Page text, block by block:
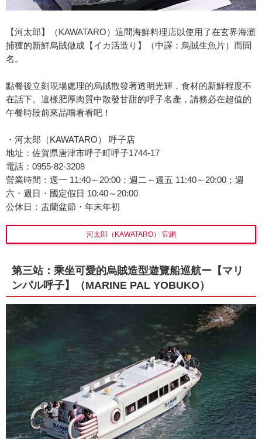
【河太郎】（KAWATARO）這間海鮮料理店以使用了在玄界海灘
捕獲的新鮮烏賊做成【イカ活造り】（中譯：烏賊生魚片）而聞
名。
點餐後立刻現場處理的烏賊散發著透明光輝，食材的新鮮程度不
在話下。這樣肥厚肉質中散發甘甜的呼子名產，請務必在超值的
午餐時段前來品嚐看看吧！
・河太郎（KAWATARO） 呼子店
地址：佐賀県唐津市呼子町呼子1744-17
電話：0955-82-3208
營業時間：週一 11:40～20:00；週二～週五 11:40～20:00；週
六・週日・國定假日 10:40～20:00
公休日：盂蘭盆節・年末年初
河太郎（KAWATARO） 官網
第三站：乘坐可愛的烏賊造型遊覽船巡航ー【マリ
ンパル呼子】（MARINE PAL YOBUKO）